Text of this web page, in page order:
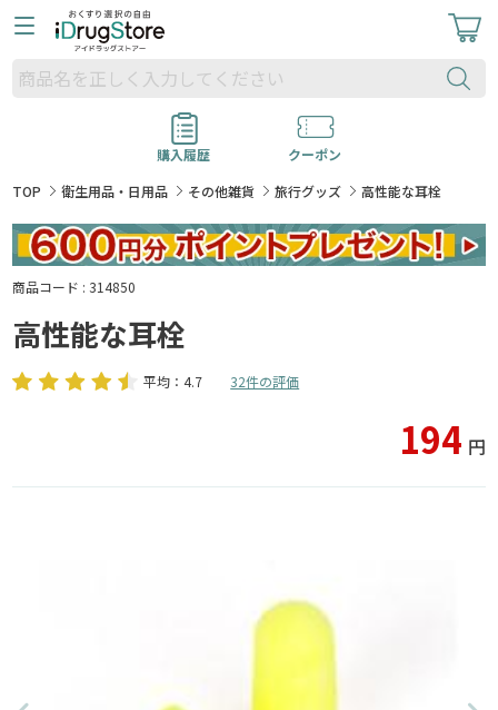
購入履歴
クーポン
TOP
衛生用品・日用品 その他雑貨 旅行グッズ 高性能な耳栓
商品コード : 314850
高性能な耳栓
平均：4.7 32件の評価
194 円